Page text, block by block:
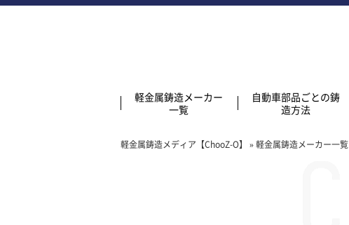
軽金属鋳造メーカー
一覧
自動車部品ごとの鋳
造方法
軽金属鋳造メディア【ChooZ-O】 »軽金属鋳造メーカー一覧